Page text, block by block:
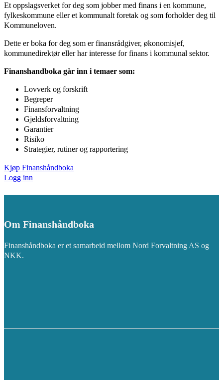
Et oppslagsverket for deg som jobber med finans i en kommune,
fylkeskommune eller et kommunalt foretak og som forholder deg til
Kommuneloven.
Dette er boka for deg som er finansrådgiver, økonomisjef,
kommunedirektør eller har interesse for finans i kommunal sektor.
Finanshandboka går inn i temaer som:
Lovverk og forskrift
Begreper
Finansforvaltning
Gjeldsforvaltning
Garantier
Risiko
Strategier, rutiner og rapportering
Kjøp Finanshåndboka
Logg inn
Om Finanshåndboka
Finanshåndboka er et samarbeid mellom Nord Forvaltning AS og
NKK.